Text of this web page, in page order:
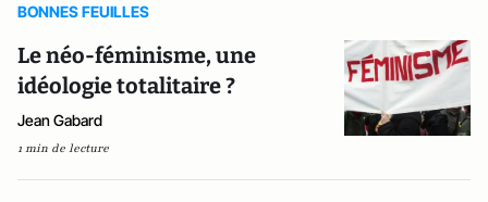
BONNES FEUILLES
Le néo-féminisme, une
idéologie totalitaire ?
Jean Gabard
1 min de lecture